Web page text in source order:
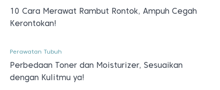
10 Cara Merawat Rambut Rontok, Ampuh Cegah
Kerontokan!
Perawatan Tubuh
Perbedaan Toner dan Moisturizer, Sesuaikan
dengan Kulitmu ya!